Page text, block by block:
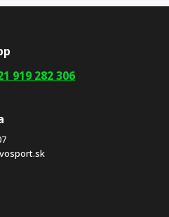
919 282 306